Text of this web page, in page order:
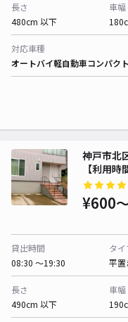
長さ
480cm 以下
車幅
対応車種
オートバイ軽自動車コンパク
神戸市北
【利用時
¥600
貸出時間
08:30 〜19:30
タイ
平置
長さ
490cm 以下
車幅